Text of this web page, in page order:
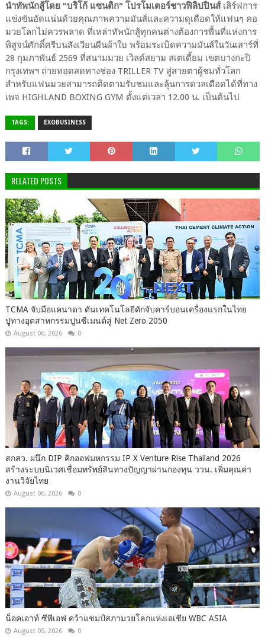
นำทัพนักสู้โดย "บริโก้ แซนติก" โปรโมเตอร์ชาวฟิลิปปินส์เสิร์ฟการ
แข่งขันอัดแน่นด้วยคุณภาพความมันส์และความดุเดือดให้แฟนๆ คอ
มวยโลกไม่ควรพลาด ที่เหล่าทัพนักสู้ทุกคนต่างต้องการพื้นที่แห่งการ
พิสูจน์ศักดิ์ศรีบนสังเวียนผืนผ้าใบ พร้อมระเบิดความมันส์ในวันเสาร์ที่
28 กุมภาพันธ์ 2569 ที่สนามมวย เวิลด์สยาม สเตเดี้ยม เขตบางกะปิ
กรุงเทพฯ ถ่ายทอดสดทางช่อง TRILLER TV สู่สายตาผู้ชมทั่วโลก
สำหรับแฟนมวยสามารถติดตามรับชมและลุ้นการดวลเดือดได้ที่ทาง
เพจ HIGHLAND BOXING GYM ตั้งแต่เวลา 12.00 น. เป็นต้นไป
TAGS: EXOBUSINESS
RELATED POSTS
TCMA จับมือแคนาดา ดันเทคโนโลยีดักจับคาร์บอนเครื่องแรกในไทย
ปูทางอุตสาหกรรมปูนซีเมนต์สู่ Net Zero 2050
August 06, 2026 0
สกสว. ผนึก DIP คิกออฟมหกรรม IP X Venture Rise Thailand 2026
สร้างระบบนิเวศเชื่อมทรัพย์สินทางปัญญาผ่านกองทุน ววน. เพิ่มคุณค่า
งานวิจัยไทย
August 06, 2026 0
น็อคเอาท์ ซีพีเอฟ คว้าแชมป์สภามวยโลกแห่งเอเชีย WBC ASIA
August 05, 2026 0